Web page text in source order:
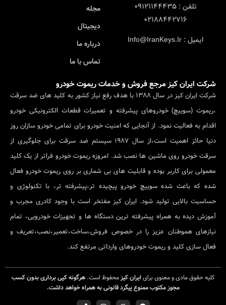
تلفن : ۰۹۱۲۱۱۴۴۴۳۵
۰۲۱۸۸۴۴۲۷۱۶
ایمیل : Info@IranKeys.Ir
مجله
دیجیتال
درباره ما
تماس با ما
شرکت ایران کیز مرجع فروش و خدمات ریموت خودرو
شرکت ایران کیز در سال 1388 با هدف رفع نیاز کشور به کلید های ضد سرقت
،ریموت (سوییچ) خودروهای پیشرفته و تعمیرات قطعات الکترونیکی خودرو
اقدام به فعالیت نمود. از آنجایی که امنیت خودرو برای تمامی خودرو سازان روز
دنیا حائز اهمیت است،از سال 1987 سیستم ضد سرقت برای جلوگیری از
سرقت خودرو روی ماشین ها نصب شد. امروزه ریموت خودرو فراتر از یک کلید
معمولی برای کاربر بوده و قابلیت های بی شماری بر روی ریموت خودرو فعال
شده که باعث شده سوییچ خودرو پیچیده تر،پیشرفته تر، با تکنولوژی و
حساسیت بالایی تولید شود. ایران کیز مفتخر است با وجود کادری مجرب و
آموزش دیده به همراه پیشرفته ترین دستگاه ها و تجهیزات خودرویی، تمام
نیازهای هموطنان عزیز را در خصوص فروش،ساخت،تعمیر،نصب،تعریف و
فعال سازی کلید و ریموت خودروهای وارداتی مرتفع کند.
کلیه حقوق مادی و معنوی برایایران کیز محفوظ است.هرگونه کپی برداری بدون کسب
مجوز مکتوب ممنوع پیگرد قانونی به همراه خواهد داشت.